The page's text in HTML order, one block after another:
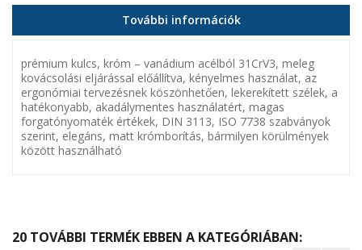
További információk
prémium kulcs, króm – vanádium acélból 31CrV3, meleg
kovácsolási eljárással előállítva, kényelmes használat, az
ergonómiai tervezésnek köszönhetően, lekerekített szélek, a
hatékonyabb, akadálymentes használatért, magas
forgatónyomaték értékek, DIN 3113, ISO 7738 szabványok
szerint, elegáns, matt krómborítás, bármilyen körülmények
között használható
20 TOVÁBBI TERMÉK EBBEN A KATEGÓRIÁBAN: